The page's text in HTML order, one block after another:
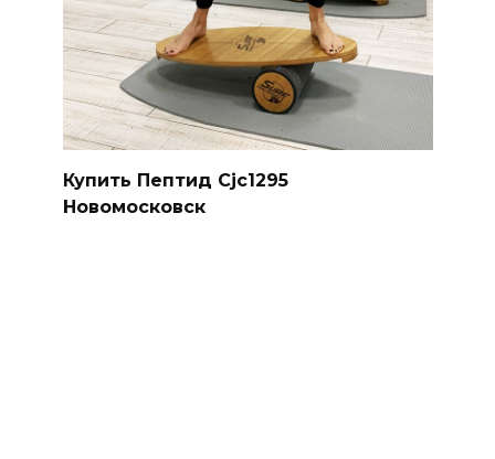
Купить Пептид Cjc1295
Новомосковск